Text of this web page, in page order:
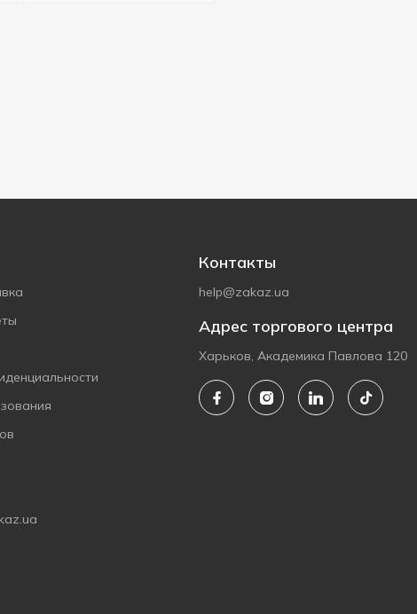
Контакты
help@zakaz.ua
Адрес торгового центра
Харьков, Академика Павлова 120